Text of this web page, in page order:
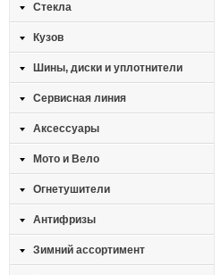
Стекла
Кузов
Шины, диски и уплотнители
Сервисная линия
Аксессуары
Мото и Вело
Огнетушители
Антифризы
Зимний ассортимент